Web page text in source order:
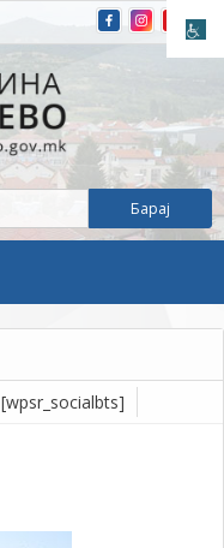
[wpsr_socialbts]